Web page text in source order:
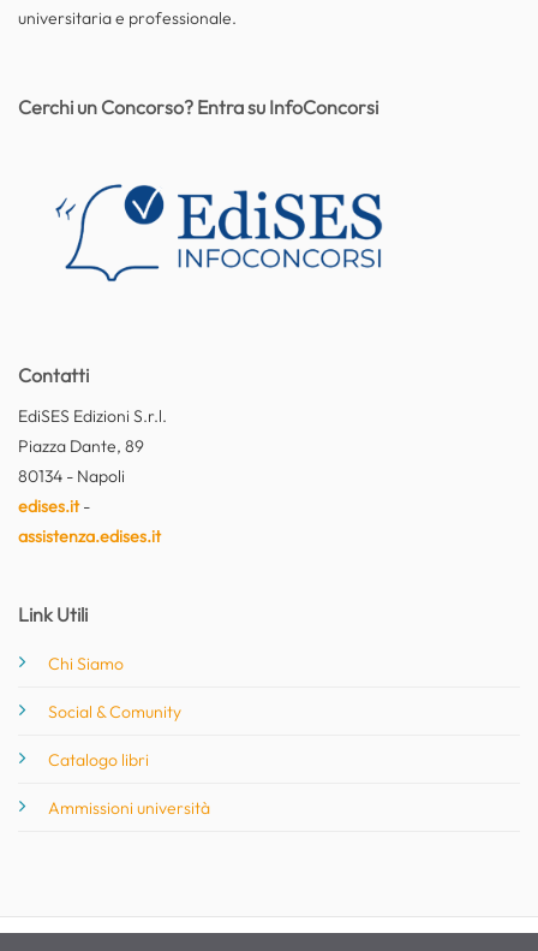
universitaria e professionale.
Contatti
EdiSES Edizioni S.r.l.
Piazza Dante, 89
80134 - Napoli
edises.it-
assistenza.edises.it
Link Utili
Chi Siamo
Social & Comunity
Catalogo libri
Ammissioni università
Cerchi un Concorso? Entra su InfoConcorsi